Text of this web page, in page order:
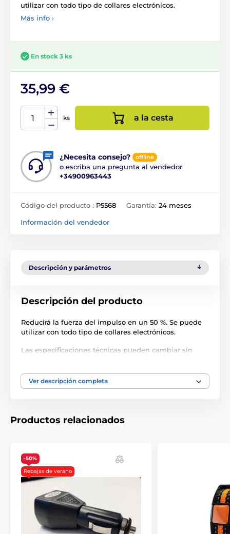
utilizar con todo tipo de collares electrónicos.
Más info ›
En stock 3 ks
35,99 €
ks a la cesta
¿Necesita consejo? offline
o escriba una pregunta al vendedor
+34900963443
Código del producto : P5568 Garantía: 24 meses
Información del vendedor
Descripción y parámetros
Descripción del producto
Reducirá la fuerza del impulso en un 50 %. Se puede
utilizar con todo tipo de collares electrónicos.
Las especificaciones técnicas pueden cambiar sin
Accesorios Collares de adiestramiento
Accesorios Vallas
Ver descripción completa
Productos relacionados
-50%
Rebajas de verano